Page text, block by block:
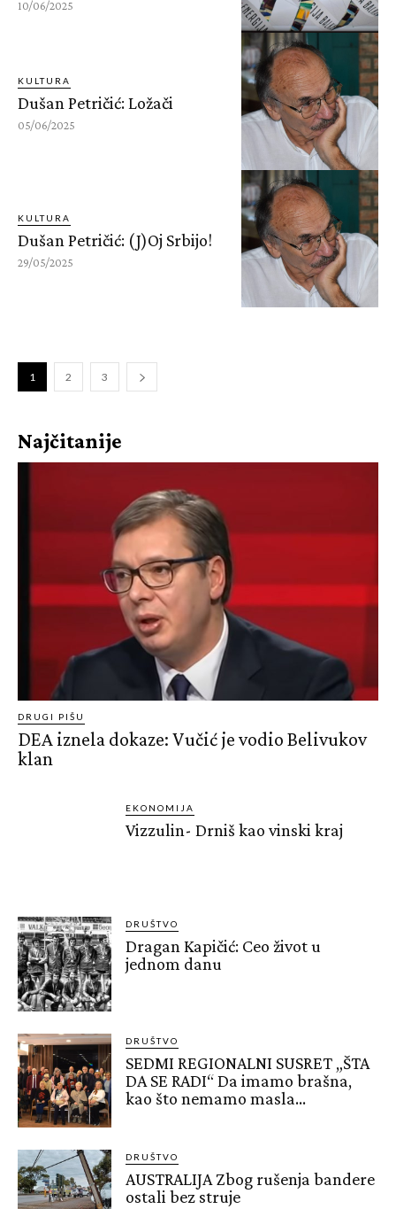
10/06/2025
KULTURA
Dušan Petričić: Ložači
05/06/2025
KULTURA
Dušan Petričić: (J)Oj Srbijo!
29/05/2025
1 2 3
Najčitanije
DRUGI PIŠU
DEA iznela dokaze: Vučić je vodio Belivukov
klan
EKONOMIJA
Vizzulin- Drniš kao vinski kraj
DRUŠTVO
Dragan Kapičić: Ceo život u
jednom danu
DRUŠTVO
SEDMI REGIONALNI SUSRET „ŠTA
DA SE RADI“ Da imamo brašna,
kao što nemamo masla…
DRUŠTVO
AUSTRALIJA Zbog rušenja bandere
ostali bez struje